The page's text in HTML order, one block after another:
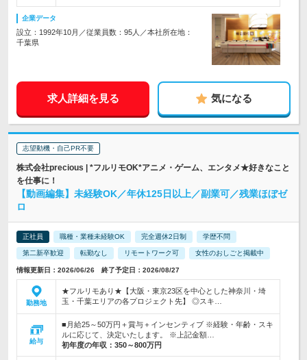
企業データ
設立：1992年10月／従業員数：95人／本社所在地：
千葉県
求人詳細を見る 気になる
志望動機・自己PR不要
株式会社precious | *フルリモOK*アニメ・ゲーム、エンタメ★好きなこと
を仕事に！
【動画編集】未経験OK／年休125日以上／副業可／残業ほぼゼ
ロ
正社員 職種・業種未経験OK 完全週休2日制 学歴不問
第二新卒歓迎 転勤なし リモートワーク可 女性のおしごと掲載中
情報更新日：2026/06/26 終了予定日：2026/08/27
勤務地
★フルリモあり★【大阪・東京23区を中心とした神奈川・埼
玉・千葉エリアの各プロジェクト先】 ◎スキ…
給与
■月給25～50万円＋賞与＋インセンティブ ※経験・年齢・スキ
ルに応じて、決定いたします。 ※上記金額…
初年度の年収： 350～800万円